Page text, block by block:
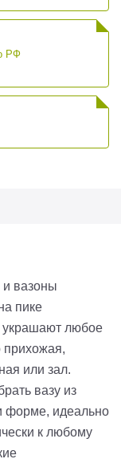
и вазоны
пике
украшают любое
прихожая,
или зал.
вазу из
форме, идеально
к любому